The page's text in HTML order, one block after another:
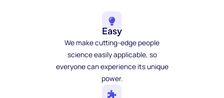
Easy
We make cutting-edge people
science easily applicable, so
everyone can experience its unique
power.